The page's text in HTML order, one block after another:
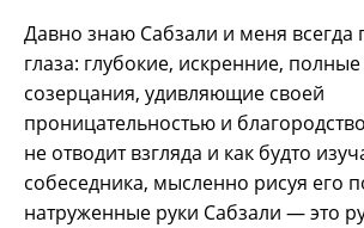
Давно знаю Сабзали и меня всегда
глаза: глубокие, искренние,
созерцания, удивляющие своей
проницательностью и
не отводит взгляда и как будто
собеседника, мысленно рисуя его
натруженные руки Сабзали — это